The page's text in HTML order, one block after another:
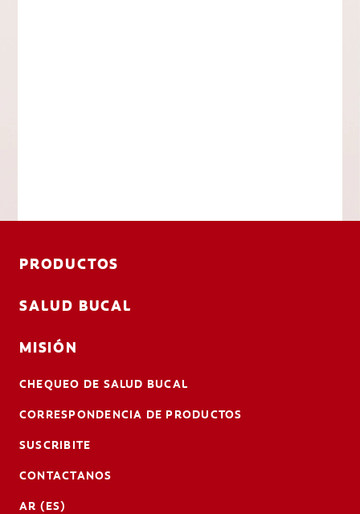
PRODUCTOS
SALUD BUCAL
MISIÓN
CHEQUEO DE SALUD BUCAL
CORRESPONDENCIA DE PRODUCTOS
SUSCRIBITE
CONTACTANOS
AR (ES)